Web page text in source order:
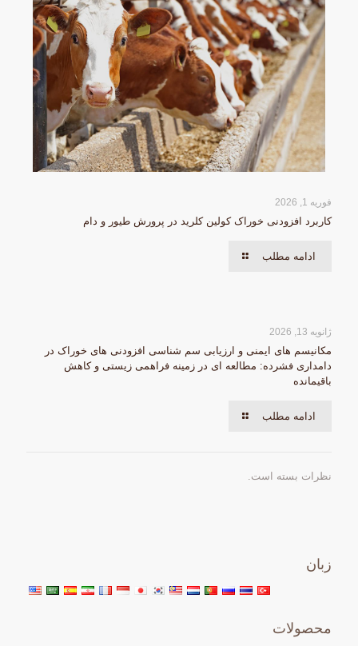
فوریه 1, 2026
کاربرد افزودنی خوراک کولین کلرید در پرورش طیور و دام
ادامه مطلب
ژانویه 13, 2026
مکانیسم های ایمنی و ارزیابی سم شناسی افزودنی های خوراک در
دامداری فشرده: مطالعه ای در زمینه فراهمی زیستی و کاهش
باقیمانده
ادامه مطلب
نظرات بسته است.
زبان
محصولات